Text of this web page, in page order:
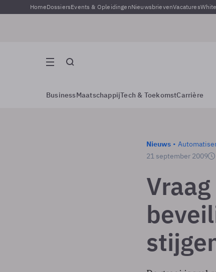
HomeDossiersEvents & OpleidingenNieuwsbrievenVacatures
BusinessMaatschappijTech & ToekomstCarrière
Nieuws
21 september 2009